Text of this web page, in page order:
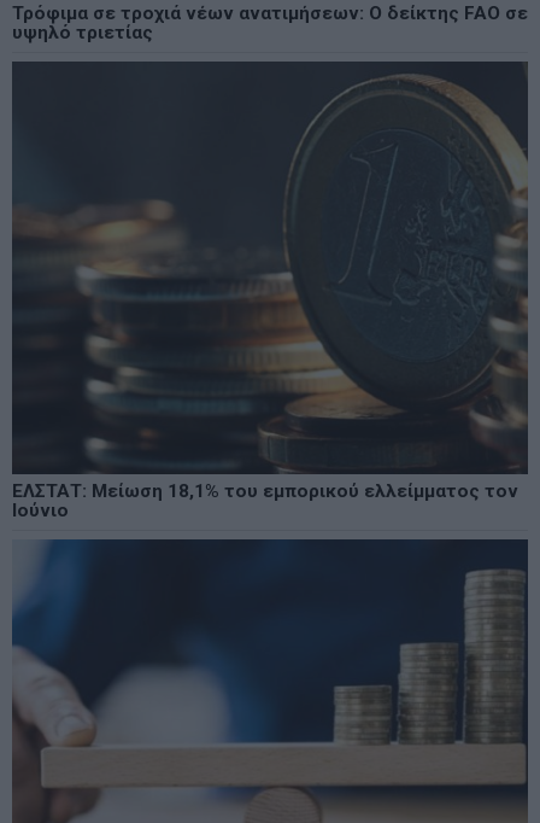
Τρόφιμα σε τροχιά νέων ανατιμήσεων: Ο δείκτης FAO σε
υψηλό τριετίας
ΕΛΣΤΑΤ: Μείωση 18,1% του εμπορικού ελλείμματος τον
Ιούνιο